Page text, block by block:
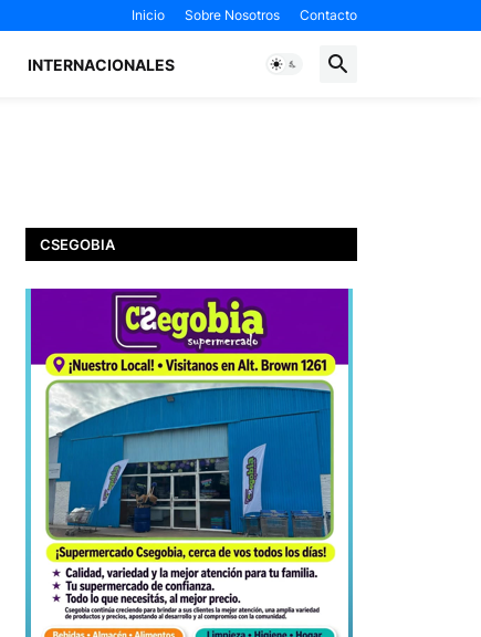
Inicio Sobre Nosotros Contacto
INTERNACIONALES
CSEGOBIA